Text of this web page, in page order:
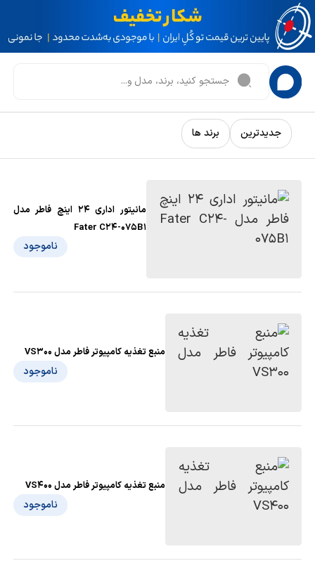
جدیدترین برند ها
مانیتور اداری 24 اینچ فاطر مدل
Fater C24-075B1
ناموجود
منبع تغذیه کامپیوتر فاطر مدل VS300
ناموجود
منبع تغذیه کامپیوتر فاطر مدل VS400
ناموجود